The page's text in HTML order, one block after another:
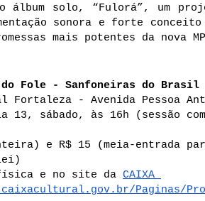
álbum solo, “Fulorá”, um
sonora e forte
mais potentes da nova
do Fole - Sanfoneiras do Brasil
Fortaleza - Avenida Pessoa
13, sábado, às 16h (sessão
e R$ 15 (meia-entrada
e no site da CAIXA
Paginas/